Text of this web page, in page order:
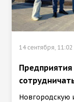
14 сентября, 11:02
Предприятия
Новгородскую